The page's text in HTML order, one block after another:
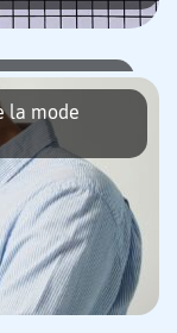
rue des
et intrigue les
Appart17 ne
Noël belge
Normal en
pas ! Et
la mode